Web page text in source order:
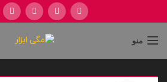
منو
.